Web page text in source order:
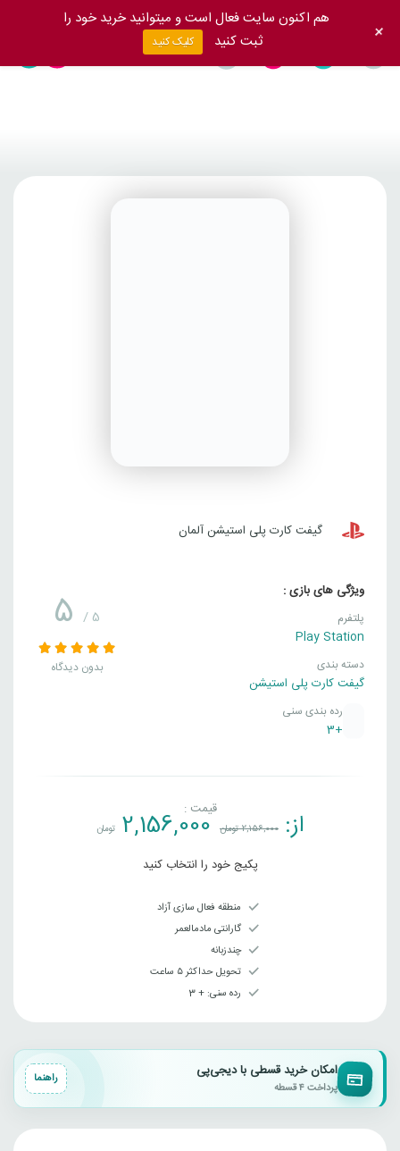
گیفت کارت پلی استیشن آلمان
ویژگی های بازی :
پلتفرم
Play Station
دسته بندی
گیفت کارت پلی استیشن
رده بندی سنی
+3
5 / 5
بدون دیدگاه
قیمت : از: 2,156,000تومان 2,156,000 تومان
پکیج خود را انتخاب کنید
منطقه فعال سازی آزاد
گارانتی مادمالعمر
چندزبانه
تحویل حداکثر ۵ ساعت
رده سنی‌: + 3
امکان خرید قسطی با دیجی‌پی
پرداخت ۴ قسطه
راهنما
هم اکنون سایت فعال است و میتوانید خرید خود را
ثبت کنید
کلیک کنید +